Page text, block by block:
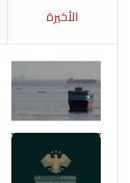
الأخيرة